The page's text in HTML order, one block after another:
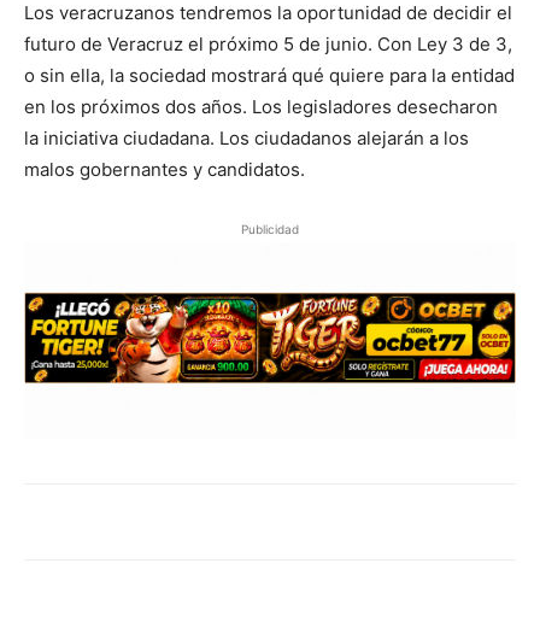
Los veracruzanos tendremos la oportunidad de decidir el
futuro de Veracruz el próximo 5 de junio. Con Ley 3 de 3,
o sin ella, la sociedad mostrará qué quiere para la entidad
en los próximos dos años. Los legisladores desecharon
la iniciativa ciudadana. Los ciudadanos alejarán a los
malos gobernantes y candidatos.
Publicidad